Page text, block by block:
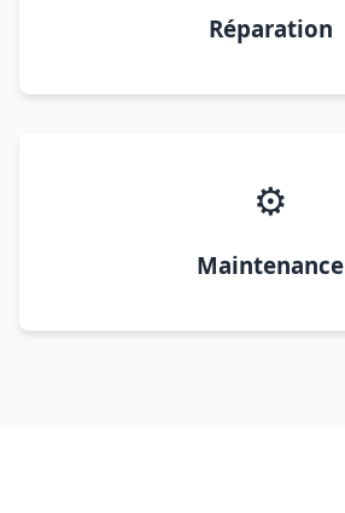
Réparation
⚙️
Maintenance